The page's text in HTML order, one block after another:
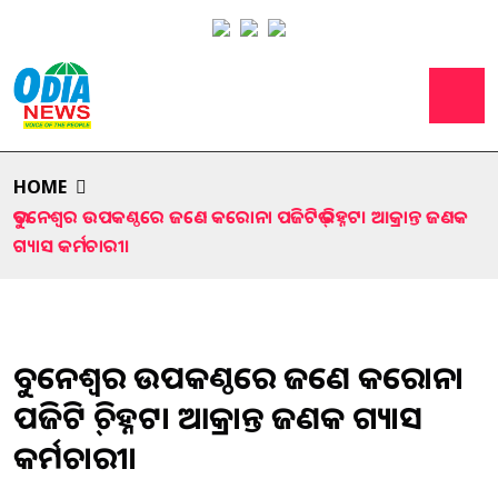
HOME
ଭୁବନେଶ୍ୱର ଉପକଣ୍ଠରେ ଜଣେ କରୋନା ପଜିଟିଭ୍ ଚିହ୍ନଟ। ଆକ୍ରାନ୍ତ ଜଣକ
ଗ୍ୟାସ କର୍ମଚାରୀ।
ଭୁବନେଶ୍ୱର ଉପକଣ୍ଠରେ ଜଣେ କରୋନା
ପଜିଟିଭ୍ ଚିହ୍ନଟ। ଆକ୍ରାନ୍ତ ଜଣକ ଗ୍ୟାସ
କର୍ମଚାରୀ।